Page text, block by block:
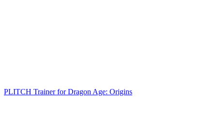
PLITCH Trainer for Dragon Age: Origins